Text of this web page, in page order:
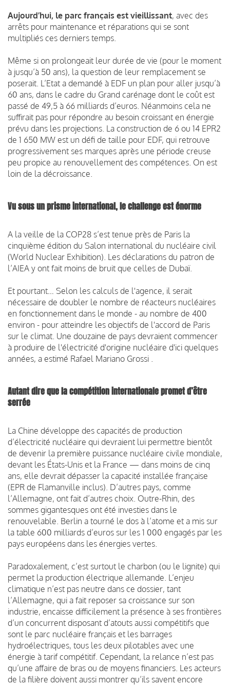
Aujourd’hui, le parc français est vieillissant, avec des
arrêts pour maintenance et réparations qui se sont
multipliés ces derniers temps.
Même si on prolongeait leur durée de vie (pour le moment
à jusqu’à 50 ans), la question de leur remplacement se
poserait. L’Etat a demandé à EDF un plan pour aller jusqu’à
60 ans, dans le cadre du Grand carénage dont le coût est
passé de 49,5 à 66 milliards d’euros. Néanmoins cela ne
suffirait pas pour répondre au besoin croissant en énergie
prévu dans les projections. La construction de 6 ou 14 EPR2
de 1 650 MW est un défi de taille pour EDF, qui retrouve
progressivement ses marques après une période creuse
peu propice au renouvellement des compétences. On est
loin de la décroissance.
Vu sous un prisme international, le challenge est énorme
A la veille de la COP28 s’est tenue près de Paris la
cinquième édition du Salon international du nucléaire civil
(World Nuclear Exhibition). Les déclarations du patron de
l’AIEA y ont fait moins de bruit que celles de Dubaï.
Et pourtant… Selon les calculs de l'agence, il serait
nécessaire de doubler le nombre de réacteurs nucléaires
en fonctionnement dans le monde - au nombre de 400
environ - pour atteindre les objectifs de l'accord de Paris
sur le climat. Une douzaine de pays devraient commencer
à produire de l'électricité d'origine nucléaire d'ici quelques
années, a estimé Rafael Mariano Grossi .
Autant dire que la compétition internationale promet d’être
serrée
La Chine développe des capacités de production
d’électricité nucléaire qui devraient lui permettre bientôt
de devenir la première puissance nucléaire civile mondiale,
devant les États-Unis et la France — dans moins de cinq
ans, elle devrait dépasser la capacité installée française
(EPR de Flamanville inclus). D’autres pays, comme
l’Allemagne, ont fait d’autres choix. Outre-Rhin, des
sommes gigantesques ont été investies dans le
renouvelable. Berlin a tourné le dos à l’atome et a mis sur
la table 600 milliards d’euros sur les 1 000 engagés par les
pays européens dans les énergies vertes.
Paradoxalement, c’est surtout le charbon (ou le lignite) qui
permet la production électrique allemande. L’enjeu
climatique n’est pas neutre dans ce dossier, tant
l’Allemagne, qui a fait reposer sa croissance sur son
industrie, encaisse difficilement la présence à ses frontières
d’un concurrent disposant d’atouts aussi compétitifs que
sont le parc nucléaire français et les barrages
hydroélectriques, tous les deux pilotables avec une
énergie à tarif compétitif. Cependant, la relance n’est pas
qu’une affaire de bras ou de moyens financiers. Les acteurs
de la filière doivent aussi montrer qu’ils savent encore